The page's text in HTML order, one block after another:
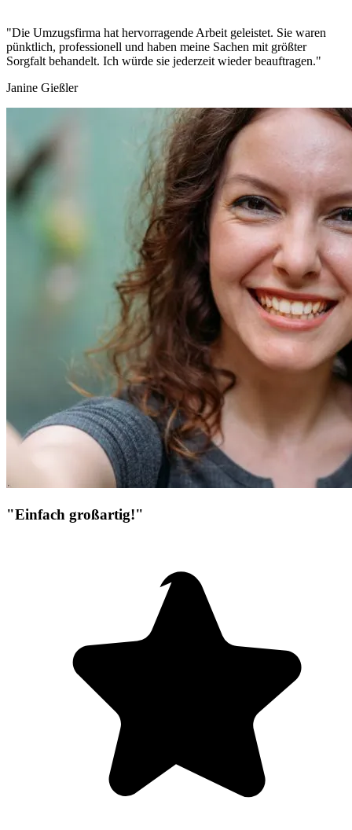
"Die Umzugsfirma hat hervorragende Arbeit geleistet. Sie waren
pünktlich, professionell und haben meine Sachen mit größter
Sorgfalt behandelt. Ich würde sie jederzeit wieder beauftragen."
Janine Gießler
"Einfach großartig!"